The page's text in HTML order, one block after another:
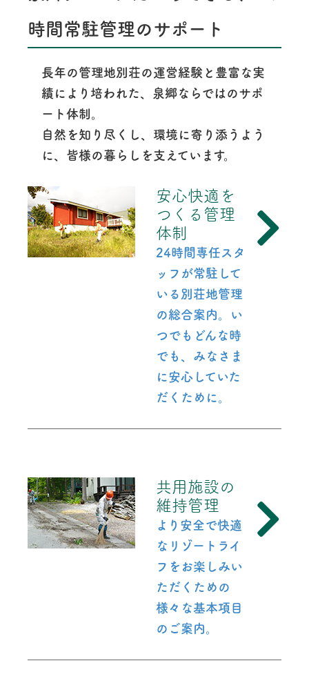
時間常駐管理のサポート
長年の管理地別荘の運営経験と豊富な実
績により培われた、泉郷ならではのサポ
ート体制。
自然を知り尽くし、環境に寄り添うよう
に、皆様の暮らしを支えています。
安心快適を
つくる管理
体制
24時間専任スタ
ッフが常駐して
いる別荘地管理
の総合案内。い
つでもどんな時
でも、みなさま
に安心していた
だくために。
共用施設の
維持管理
より安全で快適
なリゾートライ
フをお楽しみい
ただくための
様々な基本項目
のご案内。